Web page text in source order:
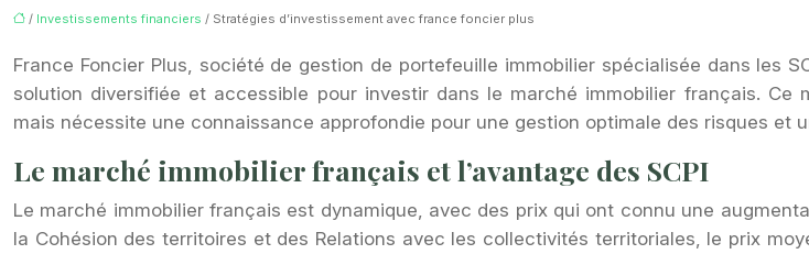
/ Investissements financiers / Stratégies d’investissement avec france foncier plus
France Foncier Plus, société de gestion de portefeuille immobilier spécialisée dans les
solution diversifiée et accessible pour investir dans le marché immobilier français.
mais nécessite une connaissance approfondie pour une gestion optimale des risques et
Le marché immobilier français et l’avantage des SCPI
Le marché immobilier français est dynamique, avec des prix qui ont connu une
la Cohésion des territoires et des Relations avec les collectivités territoriales, le prix